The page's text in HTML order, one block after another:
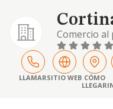
Comercio al
productos
otras
prendas de
LLAMARSITIO WEB CÓMO
LLEGAR